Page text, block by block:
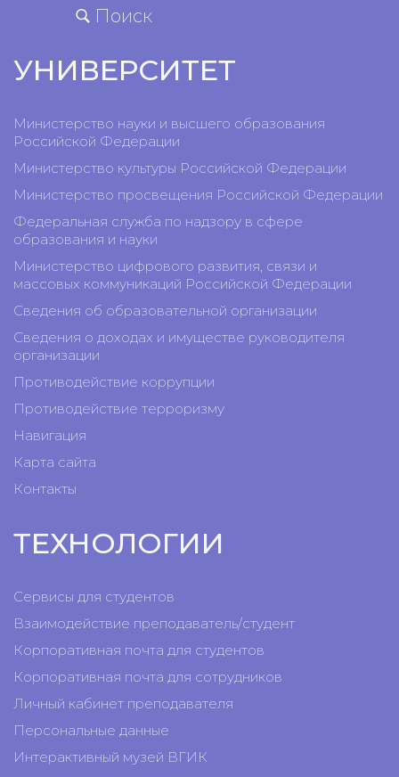
Поиск
УНИВЕРСИТЕТ
Министерство науки и высшего образования
Российской Федерации
Министерство культуры Российской Федерации
Министерство просвещения Российской Федерации
Федеральная служба по надзору в сфере
образования и науки
Министерство цифрового развития, связи и
массовых коммуникаций Российской Федерации
Сведения об образовательной организации
Сведения о доходах и имуществе руководителя
организации
Противодействие коррупции
Противодействие терроризму
Навигация
Карта сайта
Контакты
ТЕХНОЛОГИИ
Сервисы для студентов
Взаимодействие преподаватель/студент
Корпоративная почта для студентов
Корпоративная почта для сотрудников
Личный кабинет преподавателя
Персональные данные
Интерактивный музей ВГИК